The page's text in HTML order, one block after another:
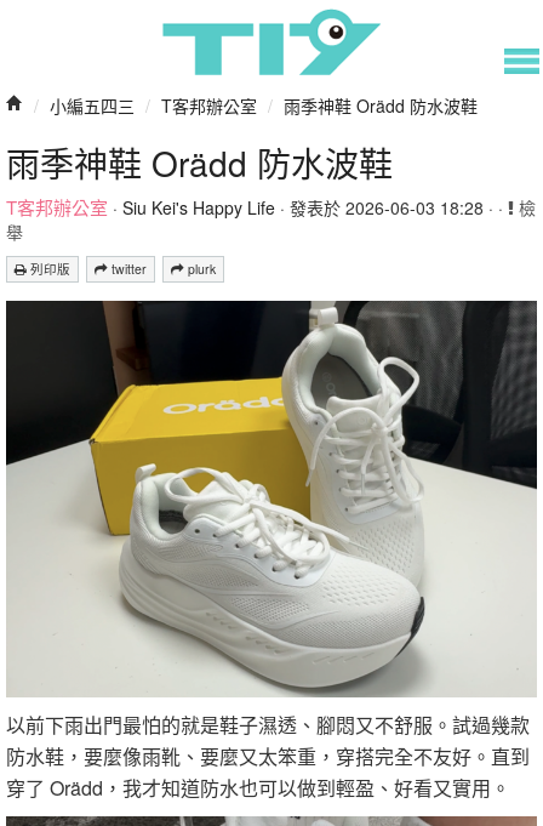
/ 小編五四三 / T客邦辦公室 / 雨季神鞋 Orädd 防水波鞋
雨季神鞋 Orädd 防水波鞋
T客邦辦公室 · Siu Kei's Happy Life · 發表於 2026-06-03 18:28 · ·
檢
舉
列印版 twitter plurk
以前下雨出門最怕的就是鞋子濕透、腳悶又不舒服。試過幾款
防水鞋，要麼像雨靴、要麼又太笨重，穿搭完全不友好。直到
穿了 Orädd，我才知道防水也可以做到輕盈、好看又實用。